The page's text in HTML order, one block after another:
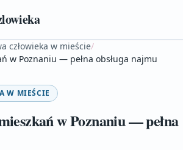
człowieka w mieście/
w Poznaniu — pełna obsługa najmu
W MIEŚCIE
w Poznaniu — pełna